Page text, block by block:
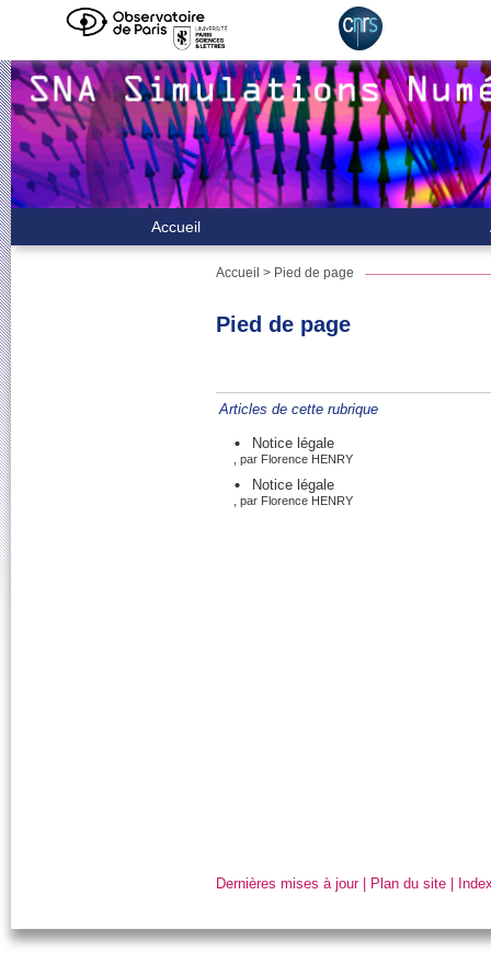
Accueil
Accueil > Pied de page
Pied de page
Articles de cette rubrique
Notice légale
, par Florence HENRY
Notice légale
, par Florence HENRY
Dernières mises à jour| Plan du site